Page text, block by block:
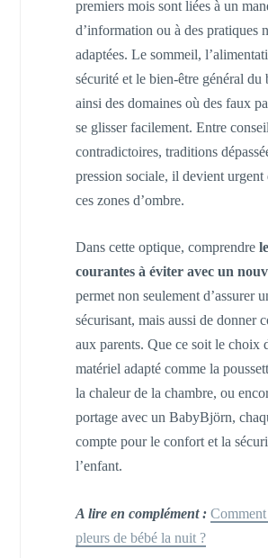
premiers mois sont liées à un
d’information ou à des pratiques
adaptées. Le sommeil,
sécurité et le bien-être général du
ainsi des domaines où des faux
se glisser facilement. Entre
contradictoires, traditions
pression sociale, il devient urgent
ces zones d’ombre.
Dans cette optique, comprendre
courantes à éviter avec un
permet non seulement d’assurer
sécurisant, mais aussi de donner
aux parents. Que ce soit le choix
matériel adapté comme la
la chaleur de la chambre, ou
portage avec un BabyBjörn,
compte pour le confort et la
l’enfant.
A lire en complément :
pleurs de bébé la nuit ?